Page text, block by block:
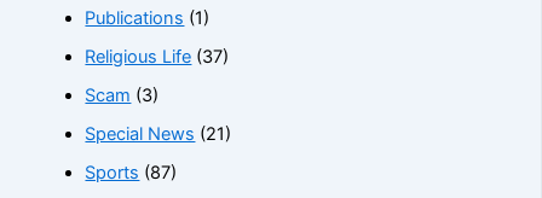
Publications (1)
Religious Life (37)
Scam (3)
Special News (21)
Sports (87)